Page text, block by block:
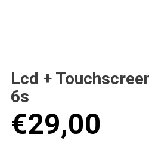
Lcd +
6s
€29,00